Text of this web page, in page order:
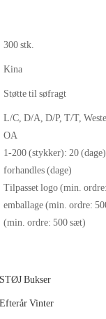
300 stk.
Kina
Støtte til søfragt
L/C, D/A, D/P, T/T,
OA
1-200 (stykker): 20
forhandles (dage)
Tilpasset logo (min.
emballage (min. ordre:
(min. ordre: 500 sæt)
Bukser
Vinter